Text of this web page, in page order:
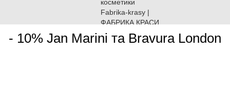
- 10% Jan Marini та Bravura London